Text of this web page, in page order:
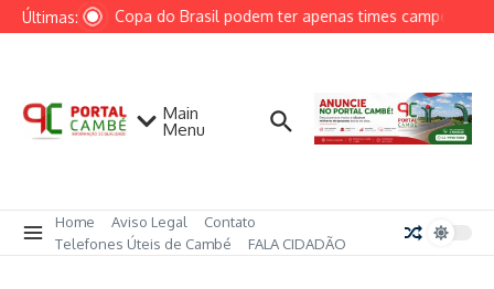
Ir para o conteúdo
Últimas:
Quartas da Copa do Brasil podem ter apenas times campeões
Main
Menu
Home Aviso Legal
Contato
Telefones Úteis de Cambé
FALA CIDADÃO